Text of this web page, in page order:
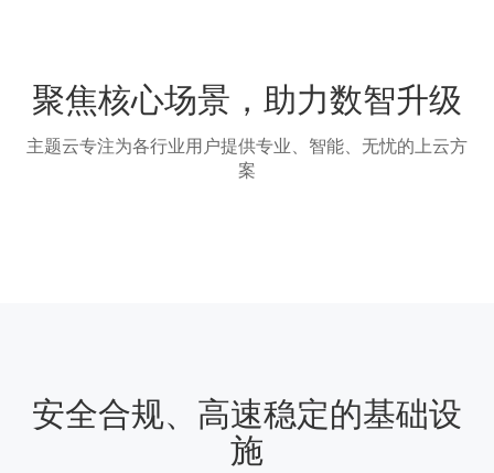
聚焦核心场景，助力数智升级
主题云专注为各行业用户提供专业、智能、无忧的上云方
案
安全合规、高速稳定的基础设
施